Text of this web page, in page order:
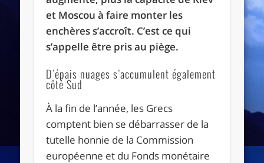
et Moscou à faire monter les
enchères s’accroît. C’est ce qui
s’appelle être pris au piège.
D’épais nuages s’accumulent également
côté Sud
À la fin de l’année, les Grecs
comptent bien se débarrasser de la
tutelle honnie de la Commission
européenne et du Fonds monétaire